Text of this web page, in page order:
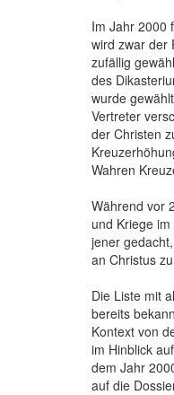
Im Jahr 2000
wird zwar der
zufällig
des
wurde
Vertreter
der Christen
Wahren
Während vor
und Kriege
jener
an Christus
Die Liste mit
bereits
Kontext von
im Hinblick
dem Jahr
auf die